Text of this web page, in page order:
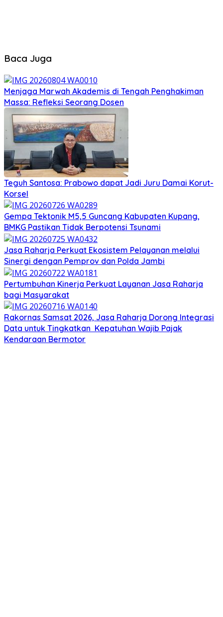
Baca Juga
Menjaga Marwah Akademis di Tengah Penghakiman
Massa: Refleksi Seorang Dosen
Teguh Santosa: Prabowo dapat Jadi Juru Damai Korut-
Korsel
Gempa Tektonik M5,5 Guncang Kabupaten Kupang,
BMKG Pastikan Tidak Berpotensi Tsunami
Jasa Raharja Perkuat Ekosistem Pelayanan melalui
Sinergi dengan Pemprov dan Polda Jambi
Pertumbuhan Kinerja Perkuat Layanan Jasa Raharja
bagi Masyarakat
Rakornas Samsat 2026, Jasa Raharja Dorong Integrasi
Data untuk Tingkatkan Kepatuhan Wajib Pajak
Kendaraan Bermotor